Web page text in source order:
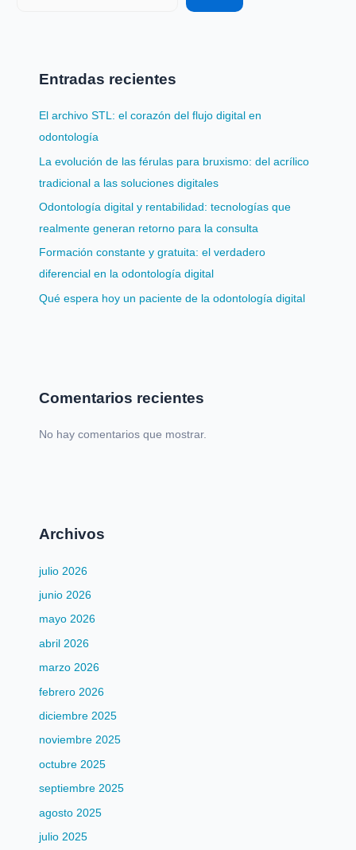
Entradas recientes
El archivo STL: el corazón del flujo digital en
odontología
La evolución de las férulas para bruxismo: del acrílico
tradicional a las soluciones digitales
Odontología digital y rentabilidad: tecnologías que
realmente generan retorno para la consulta
Formación constante y gratuita: el verdadero
diferencial en la odontología digital
Qué espera hoy un paciente de la odontología digital
Comentarios recientes
No hay comentarios que mostrar.
Archivos
julio 2026
junio 2026
mayo 2026
abril 2026
marzo 2026
febrero 2026
diciembre 2025
noviembre 2025
octubre 2025
septiembre 2025
agosto 2025
julio 2025